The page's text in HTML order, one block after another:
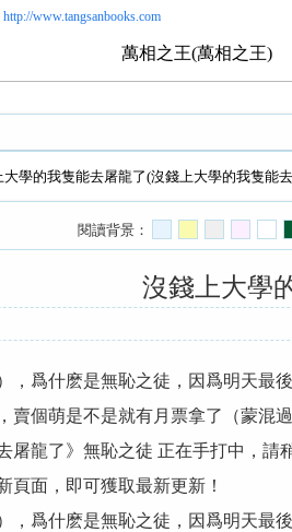
www.tangsanbooks.com
萬相之王(萬相之王)
大學的我隻能去屠龍了(沒錢上大學的我隻能
閱讀背景：
沒錢上大學
，爲什麽是無恥之徒，因爲明天最
賣個萌是不是就有月票拿了（蒙混過
屠龍了》無恥之徒 正在手打中，請
頁面，即可獲取最新更新！
，爲什麽是無恥之徒，因爲明天最